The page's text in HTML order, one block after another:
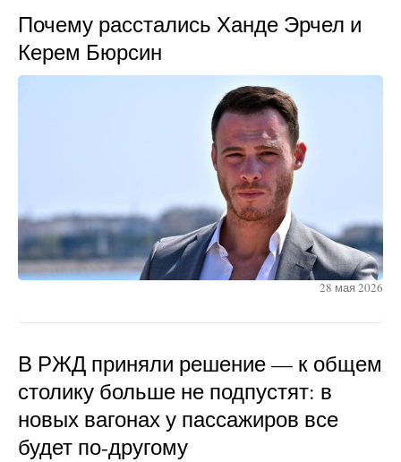
Почему расстались Ханде Эрчел и
Керем Бюрсин
28 мая 2026
В РЖД приняли решение — к общем
столику больше не подпустят: в
новых вагонах у пассажиров все
будет по-другому